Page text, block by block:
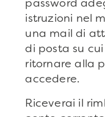
password
istruzioni nel
una mail di
di posta su
ritornare alla
accedere.
Riceverai il